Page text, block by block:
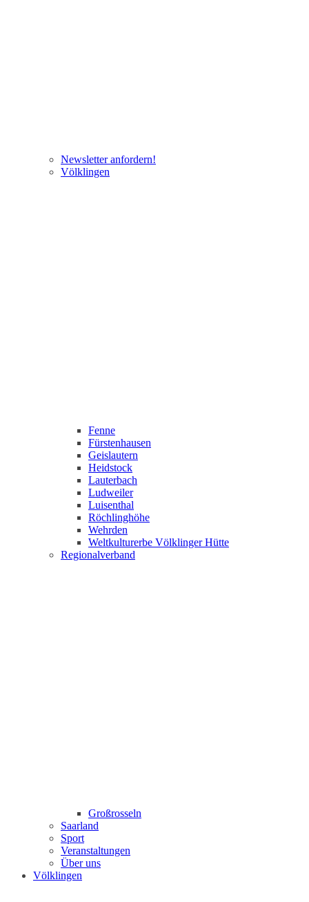
Newsletter anfordern!
Völklingen
Fenne
Fürstenhausen
Geislautern
Heidstock
Lauterbach
Ludweiler
Luisenthal
Röchlinghöhe
Wehrden
Weltkulturerbe Völklinger Hütte
Regionalverband
Großrosseln
Saarland
Sport
Veranstaltungen
Über uns
Völklingen